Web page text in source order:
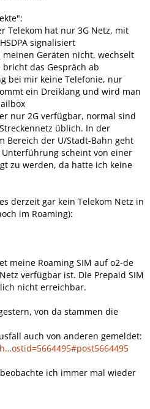
Telekom hat nur 3G Netz, mit
signalisiert
Geräten nicht, wechselt
das Gespräch ab
bei mir keine Telefonie, nur
ein Dreiklang und wird man
nur 2G verfügbar, normal sind
üblich. In der
Bereich der U/Stadt-Bahn geht
Unterführung scheint von einer
zu werden, da hatte ich keine
derzeit gar kein Telekom Netz in
im Roaming):
meine Roaming SIM auf o2-de
verfügbar ist. Die Prepaid SIM
nicht erreichbar.
von da stammen die
auch von anderen gemeldet:
ich immer mal wieder